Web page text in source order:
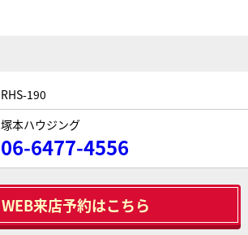
RHS-190
塚本ハウジング
06-6477-4556
WEB来店予約はこちら